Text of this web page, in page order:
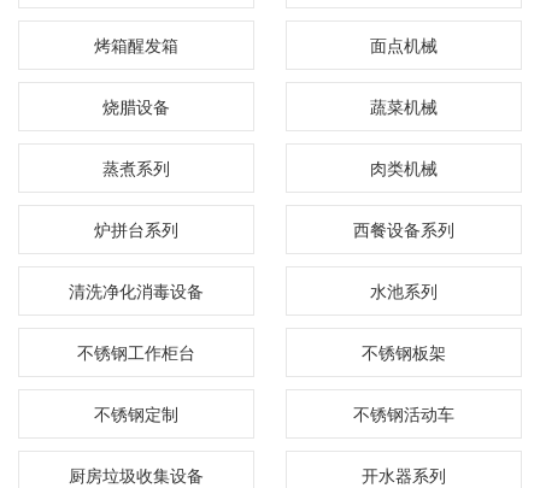
烤箱醒发箱 面点机械
烧腊设备 蔬菜机械
蒸煮系列 肉类机械
炉拼台系列 西餐设备系列
清洗净化消毒设备 水池系列
不锈钢工作柜台 不锈钢板架
不锈钢定制 不锈钢活动车
厨房垃圾收集设备 开水器系列